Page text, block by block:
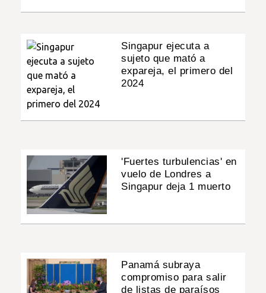
Singapur ejecuta a
sujeto que mató a
expareja, el primero del
2024
'Fuertes turbulencias' en
vuelo de Londres a
Singapur deja 1 muerto
Panamá subraya
compromiso para salir
de listas de paraísos